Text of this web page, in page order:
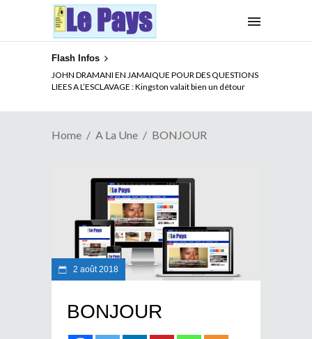
Flash Infos
JOHN DRAMANI EN JAMAIQUE POUR DES QUESTIONS
LIEES A L’ESCLAVAGE : Kingston valait bien un détour
Home A La Une BONJOUR
2 août 2018
BONJOUR